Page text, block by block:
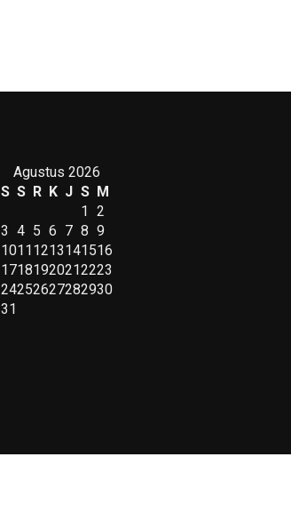
Agustus 2026
S S R K J S M
1 2
3 4 5 6 7 8 9
10111213141516
17181920212223
24252627282930
31